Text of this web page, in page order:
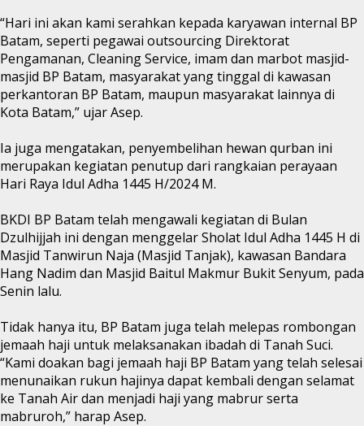
“Hari ini akan kami serahkan kepada karyawan internal BP
Batam, seperti pegawai outsourcing Direktorat
Pengamanan, Cleaning Service, imam dan marbot masjid-
masjid BP Batam, masyarakat yang tinggal di kawasan
perkantoran BP Batam, maupun masyarakat lainnya di
Kota Batam,” ujar Asep.
Ia juga mengatakan, penyembelihan hewan qurban ini
merupakan kegiatan penutup dari rangkaian perayaan
Hari Raya Idul Adha 1445 H/2024 M.
BKDI BP Batam telah mengawali kegiatan di Bulan
Dzulhijjah ini dengan menggelar Sholat Idul Adha 1445 H di
Masjid Tanwirun Naja (Masjid Tanjak), kawasan Bandara
Hang Nadim dan Masjid Baitul Makmur Bukit Senyum, pada
Senin lalu.
Tidak hanya itu, BP Batam juga telah melepas rombongan
jemaah haji untuk melaksanakan ibadah di Tanah Suci.
“Kami doakan bagi jemaah haji BP Batam yang telah selesai
menunaikan rukun hajinya dapat kembali dengan selamat
ke Tanah Air dan menjadi haji yang mabrur serta
mabruroh,” harap Asep.